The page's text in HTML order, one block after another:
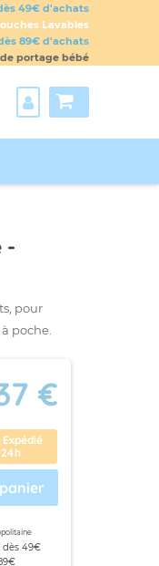
49€ d'achats
Lavables
89€ d'achats
portage bébé
-
pour
poche.
€
dès 49€